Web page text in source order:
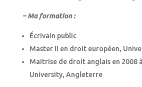
– Ma formation :
Écrivain public
Master II en droit européen,
Maitrise de droit anglais en 2008
University, Angleterre